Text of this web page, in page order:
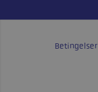
Betingelser